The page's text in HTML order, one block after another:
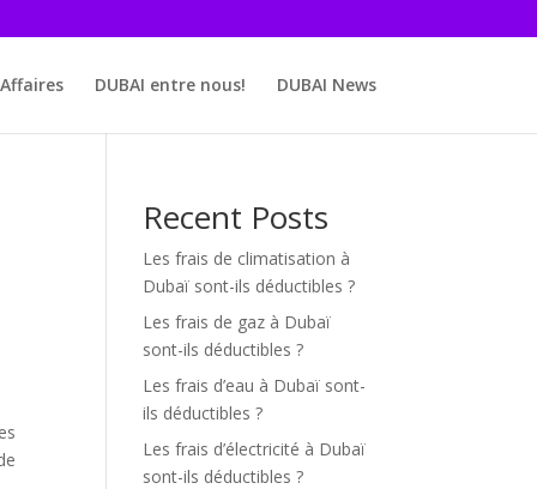
DUBAI entre nous! DUBAI News
Recent Posts
Les frais de climatisation à
Dubaï sont-ils déductibles ?
Les frais de gaz à Dubaï
sont-ils déductibles ?
Les frais d’eau à Dubaï sont-
ils déductibles ?
Les frais d’électricité à Dubaï
sont-ils déductibles ?